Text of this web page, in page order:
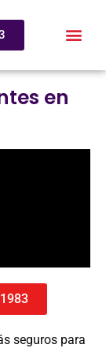
en
seguros para